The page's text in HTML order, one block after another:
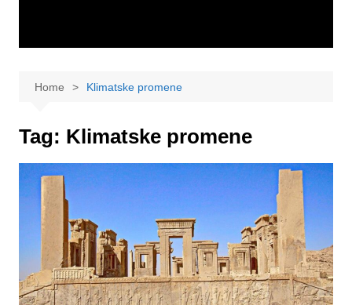
Home Klimatske promene
Tag: Klimatske promene